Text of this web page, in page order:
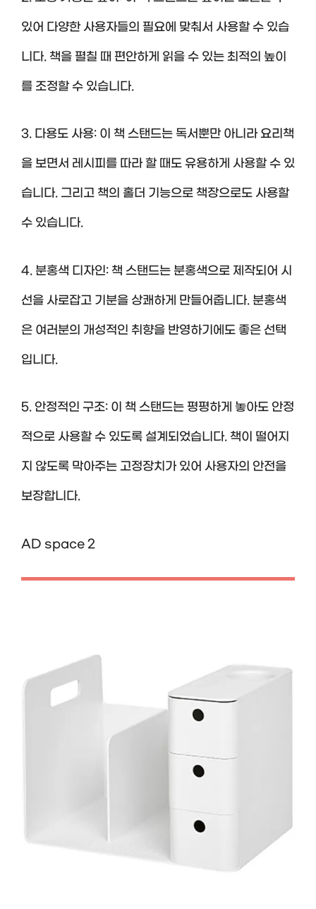
있어 다양한 사용자들의 필요에 맞춰서 사용할 수 있습
니다. 책을 펼칠 때 편안하게 읽을 수 있는 최적의 높이
를 조정할 수 있습니다.
3. 다용도 사용: 이 책 스탠드는 독서뿐만 아니라 요리책
을 보면서 레시피를 따라 할 때도 유용하게 사용할 수 있
습니다. 그리고 책의 홀더 기능으로 책장으로도 사용할
수 있습니다.
4. 분홍색 디자인: 책 스탠드는 분홍색으로 제작되어 시
선을 사로잡고 기분을 상쾌하게 만들어줍니다. 분홍색
은 여러분의 개성적인 취향을 반영하기에도 좋은 선택
입니다.
5. 안정적인 구조: 이 책 스탠드는 평평하게 놓아도 안정
적으로 사용할 수 있도록 설계되었습니다. 책이 떨어지
지 않도록 막아주는 고정장치가 있어 사용자의 안전을
보장합니다.
AD space 2